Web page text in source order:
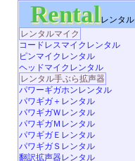
Rentalレンタル
レンタルマイク
コードレスマイクレンタル
ピンマイクレンタル
ヘッドマイクレンタル
レンタル手ぶら拡声器
パワーギガホンレンタル
パワギガ＋レンタル
パワギガＷレンタル
パワギガＭレンタル
パワギガＥレンタル
パワギガＳレンタル
翻訳拡声器レンタル